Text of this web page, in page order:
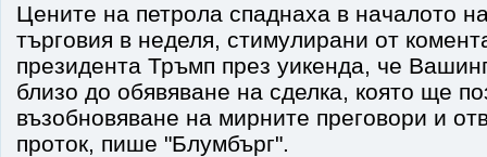
Цените на петрола спаднаха в началото
търговия в неделя, стимулирани от
президента Тръмп през уикенда, че
близо до обявяване на сделка, която ще
възобновяване на мирните преговори и
проток, пише "Блумбърг".